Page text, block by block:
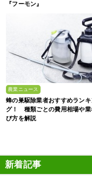
『フーモン』
農業ニュース
蜂の巣駆除業者おすすめランキ
グ！ 種類ごとの費用相場や業
び方を解説
新着記事